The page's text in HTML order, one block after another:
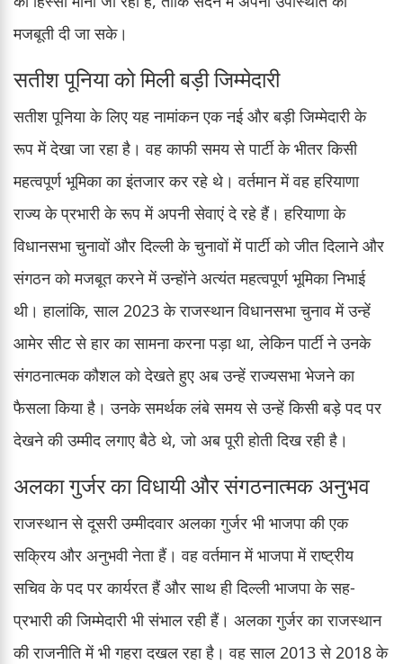
मजबूती दी जा सके।
सतीश पूनिया को मिली बड़ी जिम्मेदारी
सतीश पूनिया के लिए यह नामांकन एक नई और बड़ी जिम्मेदारी के
रूप में देखा जा रहा है। वह काफी समय से पार्टी के भीतर किसी
महत्वपूर्ण भूमिका का इंतजार कर रहे थे। वर्तमान में वह हरियाणा
राज्य के प्रभारी के रूप में अपनी सेवाएं दे रहे हैं। हरियाणा के
विधानसभा चुनावों और दिल्ली के चुनावों में पार्टी को जीत दिलाने और
संगठन को मजबूत करने में उन्होंने अत्यंत महत्वपूर्ण भूमिका निभाई
थी। हालांकि, साल 2023 के राजस्थान विधानसभा चुनाव में उन्हें
आमेर सीट से हार का सामना करना पड़ा था, लेकिन पार्टी ने उनके
संगठनात्मक कौशल को देखते हुए अब उन्हें राज्यसभा भेजने का
फैसला किया है। उनके समर्थक लंबे समय से उन्हें किसी बड़े पद पर
देखने की उम्मीद लगाए बैठे थे, जो अब पूरी होती दिख रही है।
अलका गुर्जर का विधायी और संगठनात्मक अनुभव
राजस्थान से दूसरी उम्मीदवार अलका गुर्जर भी भाजपा की एक
सक्रिय और अनुभवी नेता हैं। वह वर्तमान में भाजपा में राष्ट्रीय
सचिव के पद पर कार्यरत हैं और साथ ही दिल्ली भाजपा के सह-
प्रभारी की जिम्मेदारी भी संभाल रही हैं। अलका गुर्जर का राजस्थान
की राजनीति में भी गहरा दखल रहा है। वह साल 2013 से 2018 के